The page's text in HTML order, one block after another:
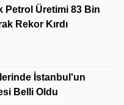
Petrol Üretimi 83 Bin
Rekor Kırdı
İstanbul'un
Belli Oldu